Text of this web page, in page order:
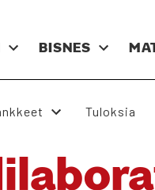
BIS­NES
Tulok­sia